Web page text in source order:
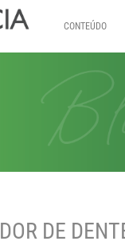
CONTEÚDO
DOR DE